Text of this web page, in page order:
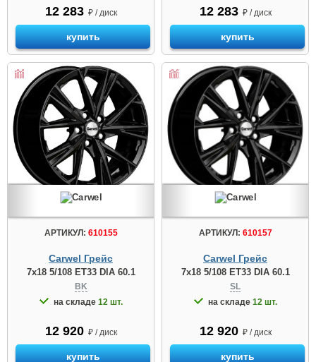
12 283 ₽ / диск
купить
12 283 ₽ / диск
купить
АРТИКУЛ: 610155
Carwel Грейс
7x18 5/108 ET33 DIA 60.1
BK
на складе 12 шт.
12 920 ₽ / диск
купить
АРТИКУЛ: 610157
Carwel Грейс
7x18 5/108 ET33 DIA 60.1
SL
на складе 12 шт.
12 920 ₽ / диск
купить